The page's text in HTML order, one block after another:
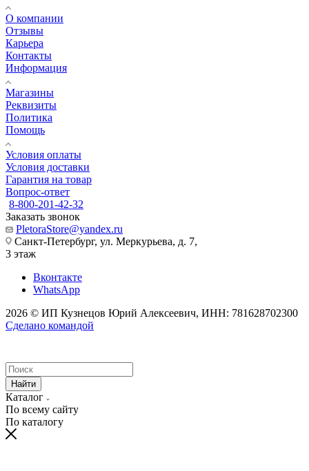
О компании
Отзывы
Карьера
Контакты
Информация
Магазины
Реквизиты
Политика
Помощь
Условия оплаты
Условия доставки
Гарантия на товар
Вопрос-ответ
8-800-201-42-32
Заказать звонок
PletoraStore@yandex.ru
Санкт-Петербург, ул. Меркурьева, д. 7,
3 этаж
Вконтакте
WhatsApp
2026 © ИП Кузнецов Юрий Алексеевич, ИНН: 781628702300
Сделано командой
Найти
Каталог
По всему сайту
По каталогу